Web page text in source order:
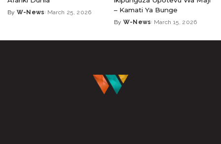
By W-News March 25, 2026
– Kamati Ya Bunge
By W-News March 15, 2026